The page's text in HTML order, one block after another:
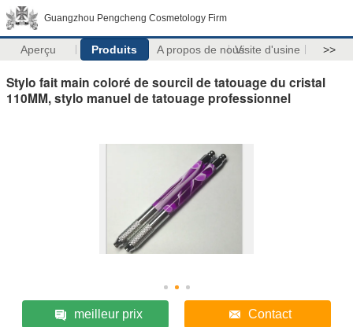
Guangzhou Pengcheng Cosmetology Firm
Aperçu Produits A propos de nousVisite d'usine >>
Stylo fait main coloré de sourcil de tatouage du cristal
110MM, stylo manuel de tatouage professionnel
meilleur prix Contact